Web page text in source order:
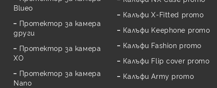
Blueo
Протектор за камера
други
Протектор за камера
XO
Протектор за камера
Nano
Калъфи X-Fitted promo
Калъфи Keephone promo
Калъфи Fashion promo
Калъфи Flip cover promo
Калъфи Army promo